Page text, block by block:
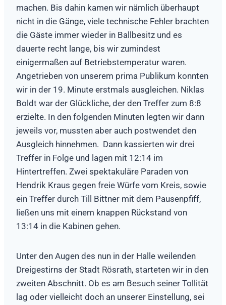
machen. Bis dahin kamen wir nämlich überhaupt
nicht in die Gänge, viele technische Fehler brachten
die Gäste immer wieder in Ballbesitz und es
dauerte recht lange, bis wir zumindest
einigermaßen auf Betriebstemperatur waren.
Angetrieben von unserem prima Publikum konnten
wir in der 19. Minute erstmals ausgleichen. Niklas
Boldt war der Glückliche, der den Treffer zum 8:8
erzielte. In den folgenden Minuten legten wir dann
jeweils vor, mussten aber auch postwendet den
Ausgleich hinnehmen. Dann kassierten wir drei
Treffer in Folge und lagen mit 12:14 im
Hintertreffen. Zwei spektakuläre Paraden von
Hendrik Kraus gegen freie Würfe vom Kreis, sowie
ein Treffer durch Till Bittner mit dem Pausenpfiff,
ließen uns mit einem knappen Rückstand von
13:14 in die Kabinen gehen.
Unter den Augen des nun in der Halle weilenden
Dreigestirns der Stadt Rösrath, starteten wir in den
zweiten Abschnitt. Ob es am Besuch seiner Tollität
lag oder vielleicht doch an unserer Einstellung, sei